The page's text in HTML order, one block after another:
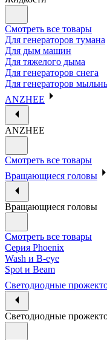
Смотреть все товары
Для генераторов тумана
Для дым машин
Для тяжелого дыма
Для генераторов снега
Для генераторов
ANZHEE
ANZHEE
Смотреть все товары
Вращающиеся головы
Вращающиеся головы
Смотреть все товары
Cерия Phoenix
Wash и B-eye
Spot и Beam
Cветодиодные
Cветодиодные